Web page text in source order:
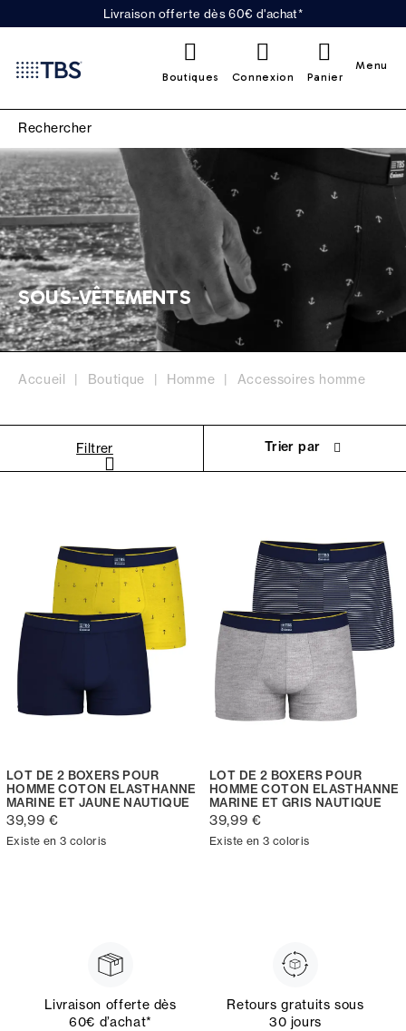
Livraison offerte dès 60€ d'achat*
Boutiques Connexion Panier
Menu
SOUS-VÊTEMENTS
Accueil Boutique Homme Accessoires homme
Filtrer Trier par
LOT DE 2 BOXERS POUR
HOMME COTON ELASTHANNE
MARINE ET JAUNE NAUTIQUE
39,99 €
Existe en 3 coloris
LOT DE 2 BOXERS POUR
HOMME COTON ELASTHANNE
MARINE ET GRIS NAUTIQUE
39,99 €
Existe en 3 coloris
Livraison offerte dès
60€ d’achat*
Retours gratuits sous
30 jours